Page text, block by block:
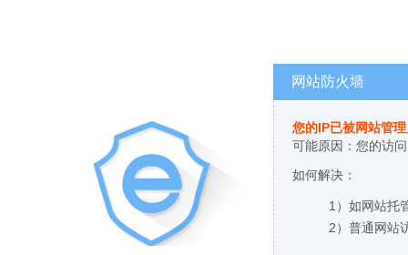
网站防火墙
您的IP已被网站管
可能原因：您的访
如何解决：
1）如网站托
2）普通网站